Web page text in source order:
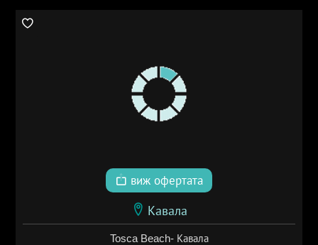
виж офертата
Кавала
Tosca Beach- Кавала